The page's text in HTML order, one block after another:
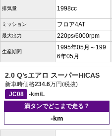
排気量 1998cc
ミッション フロア4AT
最大出力 220ps/6000rpm
生産期間
1995年05月～199
6年05月
2.0 Q’sエアロ スーパーHICAS
新車時価格234.6万円(税抜)
JC08
-km/L
満タンでどこまで走る？
-km